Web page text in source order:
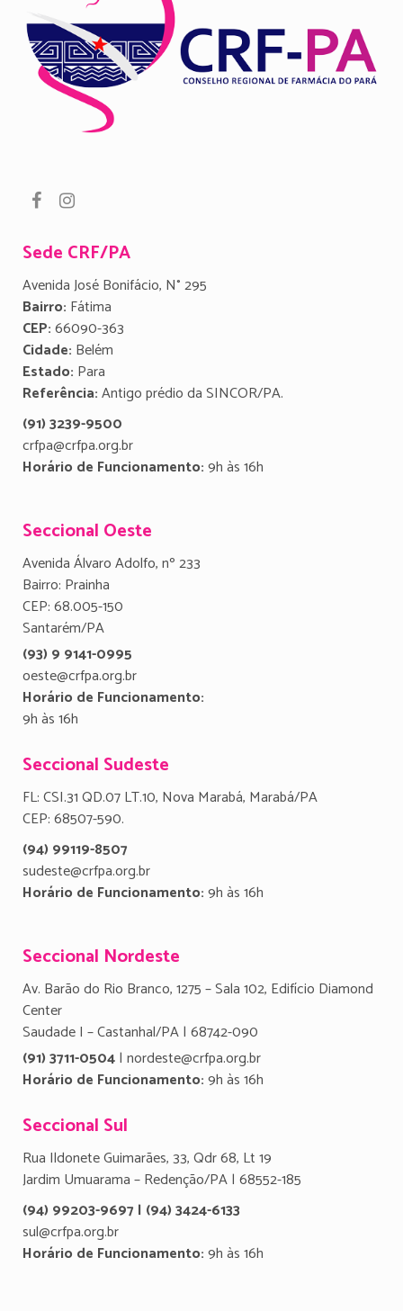
Sede CRF/PA
Avenida José Bonifácio, N° 295
Bairro: Fátima
CEP:66090-363
Cidade: Belém
Estado: Para
Referência:Antigo prédio da SINCOR/PA.
(91) 3239-9500
crfpa@crfpa.org.br
Horário de Funcionamento:9h às 16h
Seccional Oeste
Avenida Álvaro Adolfo, nº 233
Bairro: Prainha
CEP: 68.005-150
Santarém/PA
(93) 9 9141-0995
oeste@crfpa.org.br
Horário de Funcionamento:
9h às 16h
Seccional Sudeste
FL: CSI.31 QD.07 LT.10, Nova Marabá, Marabá/PA
CEP: 68507-590.
(94) 99119-8507
sudeste@crfpa.org.br
Horário de Funcionamento:9h às 16h
Seccional Nordeste
Av. Barão do Rio Branco, 1275 – Sala 102, Edifício Diamond
Center
Saudade I – Castanhal/PA | 68742-090
(91) 3711-0504| nordeste@crfpa.org.br
Horário de Funcionamento:9h às 16h
Seccional Sul
Rua Ildonete Guimarães, 33, Qdr 68, Lt 19
Jardim Umuarama – Redenção/PA | 68552-185
(94) 99203-9697 | (94) 3424-6133
sul@crfpa.org.br
Horário de Funcionamento:9h às 16h